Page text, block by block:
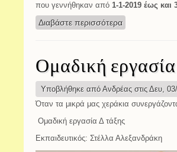
που γεννήθηκαν από 1-1-2019 έως και
Διαβάστε περισσότερα
Ομαδική εργασία
Υποβλήθηκε από Ανδρέας στις Δευ,
Όταν τα μικρά μας χεράκια
Ομαδική εργασία Δ τάξης
Εκπαιδευτικός: Στέλλα Αλεξανδράκη